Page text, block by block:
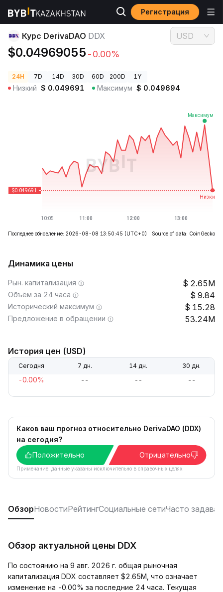
Регистрация
Цены криптовалют Курс DerivaDAO DDX
Курс DerivaDAO DDX
$0.04969055 -0.00%
USD
24H 7D 14D 30D 60D 200D 1Y
Низкий $ 0.049691 Максимум $ 0.049694
Последнее обновление: 2026-08-08 13:50:45 (UTC+0) Source of data: CoinGecko
Динамика цены
Рын. капитализация 2.65M
Объём за 24 часа 9.84
Исторический максимум 15.28
Предложение в обращении 53.24M
История цен (USD)
Сегодня 7 дн. 14 дн. 30 дн.
-0.00% -- -- --
Каков ваш прогноз относительно DerivaDAO (DDX)
на сегодня?
Положительно
Отрицательно
Примечание: данные указаны исключительно в справочных целях.
ОбзорНовостиРейтингСоциальные сетиЧасто
Обзор актуальной цены DDX
По состоянию на 9 авг. 2026 г. общая рыночная
капитализация DDX составляет $2.65M, что означает
изменение на -0.00% за последние 24 часа. Текущая